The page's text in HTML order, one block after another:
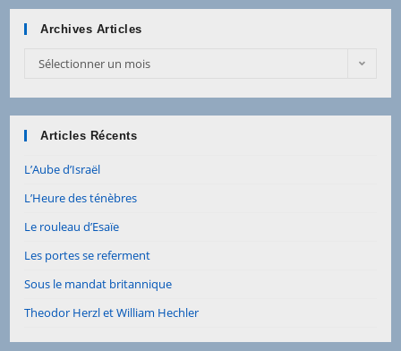
Archives Articles
Archives
Sélectionner un mois
Articles Récents
L’Aube d’Israël
L’Heure des ténèbres
Le rouleau d’Esaïe
Les portes se referment
Sous le mandat britannique
Theodor Herzl et William Hechler